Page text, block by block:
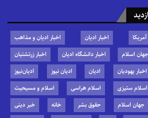
آمریکا اخبار ادیان
اخبار ادیان و مذاهب
جهان اسلام اخبار دانشگاه ادیان
اخبار زرتشتیان
اخبار یهودیان ادیان ادیان نیوز
ادیان‌نیوز
اسلام ستیزی اسلام هراسی
اسلام و مسیحیت
جهان اسلام حقوق بشر خانه
خبر دینی